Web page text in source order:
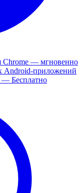
Chrome — мгновенно
Android-приложений
— Бесплатно